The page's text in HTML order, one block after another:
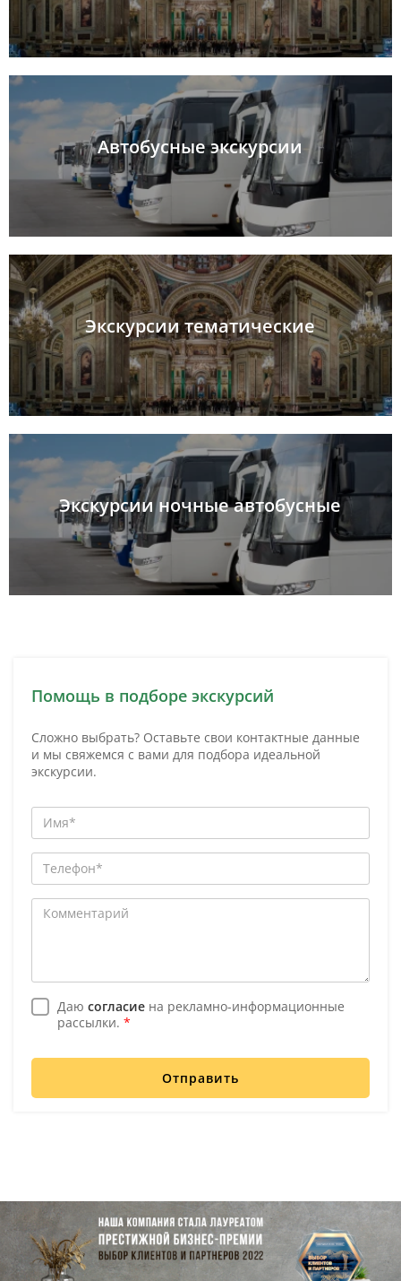
Автобусные экскурсии
Экскурсии тематические
Экскурсии ночные автобусные
Помощь в подборе экскурсий
Сложно выбрать? Оставьте свои контактные данные
и мы свяжемся с вами для подбора идеальной
экскурсии.
Даю согласие на рекламно-информационные
рассылки. *
Отправить